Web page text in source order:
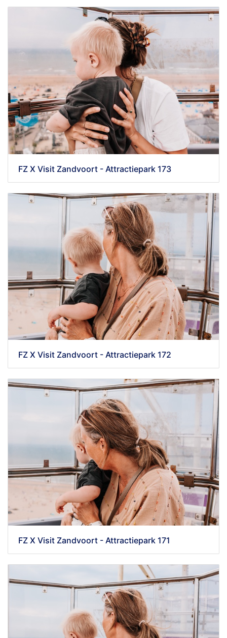
FZ X Visit Zandvoort - Attractiepark 173
FZ X Visit Zandvoort - Attractiepark 172
FZ X Visit Zandvoort - Attractiepark 171